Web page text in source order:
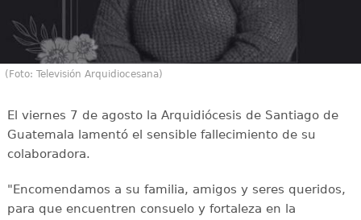
(Foto: Televisión Arquidiocesana)
El viernes 7 de agosto la Arquidiócesis de Santiago de
Guatemala lamentó el sensible fallecimiento de su
colaboradora.
"Encomendamos a su familia, amigos y seres queridos,
para que encuentren consuelo y fortaleza en la